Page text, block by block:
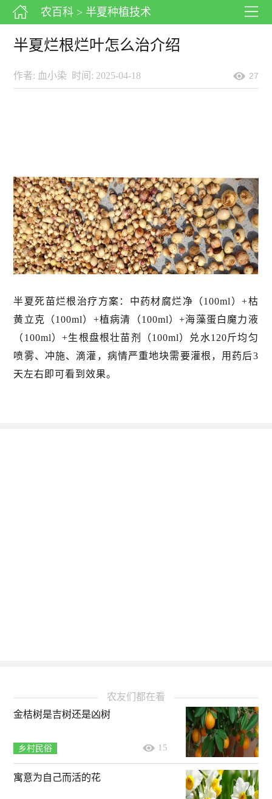
农百科 > 半夏种植技术
半夏烂根烂叶怎么治介绍
作者: 血小染 时间: 2025-04-18 27
半夏死苗烂根治疗方案：中药材腐烂净（100ml）+枯
黄立克（100ml）+植病清（100ml）+海藻蛋白魔力液
（100ml）+生根盘根壮苗剂（100ml）兑水120斤均匀
喷雾、冲施、滴灌，病情严重地块需要灌根，用药后3
天左右即可看到效果。
农友们都在看
金桔树是吉树还是凶树
乡村民俗 15
寓意为自己而活的花